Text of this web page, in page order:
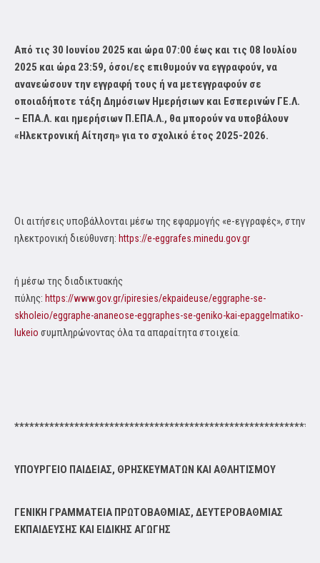
Από τις 30 Ιουνίου 2025 και ώρα 07:00 έως και τις 08 Ιουλίου
2025 και ώρα 23:59, όσοι/ες επιθυμούν να εγγραφούν, να
ανανεώσουν την εγγραφή τους ή να μετεγγραφούν σε
οποιαδήποτε τάξη Δημόσιων Ημερήσιων και Εσπερινών ΓΕ.Λ.
– ΕΠΑ.Λ. και ημερήσιων Π.ΕΠΑ.Λ., θα μπορούν να υποβάλουν
«Ηλεκτρονική Αίτηση» για το σχολικό έτος 2025-2026.
Οι αιτήσεις υποβάλλονται μέσω της εφαρμογής «e-εγγραφές», στην
ηλεκτρονική διεύθυνση: https://e-eggrafes.minedu.gov.gr
ή μέσω της διαδικτυακής
πύλης: https://www.gov.gr/ipiresies/ekpaideuse/eggraphe-se-
skholeio/eggraphe-ananeose-eggraphes-se-geniko-kai-epaggelmatiko-
lukeio συμπληρώνοντας όλα τα απαραίτητα στοιχεία.
ΥΠΟΥΡΓΕΙΟ ΠΑΙΔΕΙΑΣ, ΘΡΗΣΚΕΥΜΑΤΩΝ ΚΑΙ ΑΘΛΗΤΙΣΜΟΥ
ΓΕΝΙΚΗ ΓΡΑΜΜΑΤΕΙΑ ΠΡΩΤΟΒΑΘΜΙΑΣ, ΔΕΥΤΕΡΟΒΑΘΜΙΑΣ
ΕΚΠΑΙΔΕΥΣΗΣ ΚΑΙ ΕΙΔΙΚΗΣ ΑΓΩΓΗΣ